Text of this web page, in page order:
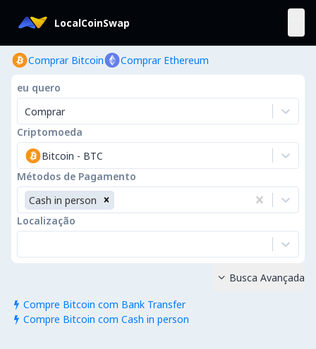
LocalCoinSwap
Comprar Bitcoin Comprar Ethereum
eu quero
Comprar
Criptomoeda
Bitcoin - BTC
Métodos de Pagamento
Cash in person
Localização
 Compre Bitcoin com Bank Transfer
 Compre Bitcoin com Cash in person
 Busca Avançada